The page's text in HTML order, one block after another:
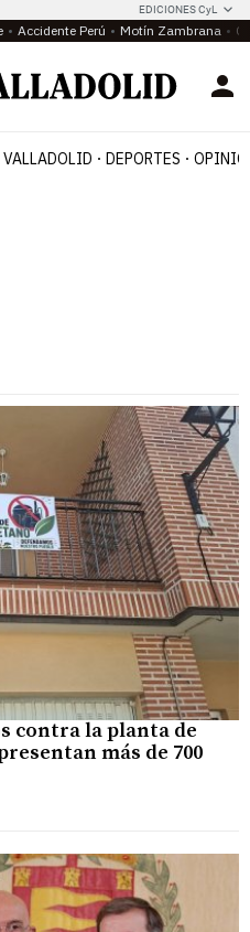
EDICIONES CyL
Accidente Perú Motín Zambrana
VALLADOLID DEPORTES
contra la planta de
más de 700